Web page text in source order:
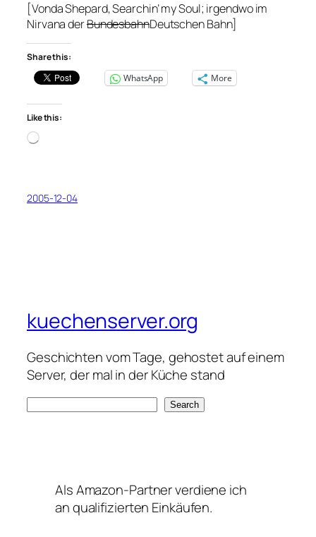
[Vonda Shepard, Searchin’ my Soul; irgendwo im
Nirvana derBundesbahnDeutschen Bahn]
Share this:
WhatsApp
More
Like this:
Loading…
2005-12-04
kuechenserver.org
Geschichten vom Tage, gehostet auf einem
Server, der mal in der Küche stand
Search
Als Amazon-Partner verdiene ich
an qualifizierten Einkäufen.